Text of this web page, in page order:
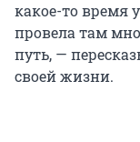
какое-то время
провела там
путь, —
своей жизни.